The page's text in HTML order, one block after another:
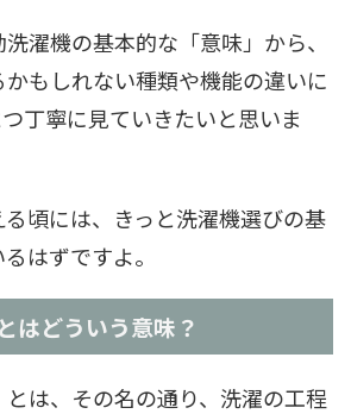
濯機の基本的な「意味」から、
もしれない種類や機能の違いに
丁寧に見ていきたいと思いま
頃には、きっと洗濯機選びの基
はずですよ。
はどういう意味？
とは、その名の通り、洗濯の工程